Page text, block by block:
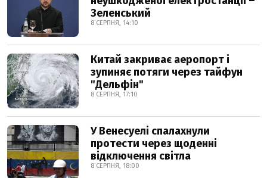
Зеленський
8 СЕРПНЯ, 14:10
Китай закриває аеропорт і
зупиняє потяги через тайфун
"Дельфін"
8 СЕРПНЯ, 17:10
У Венесуелі спалахнули
протести через щоденні
відключення світла
8 СЕРПНЯ, 18:00